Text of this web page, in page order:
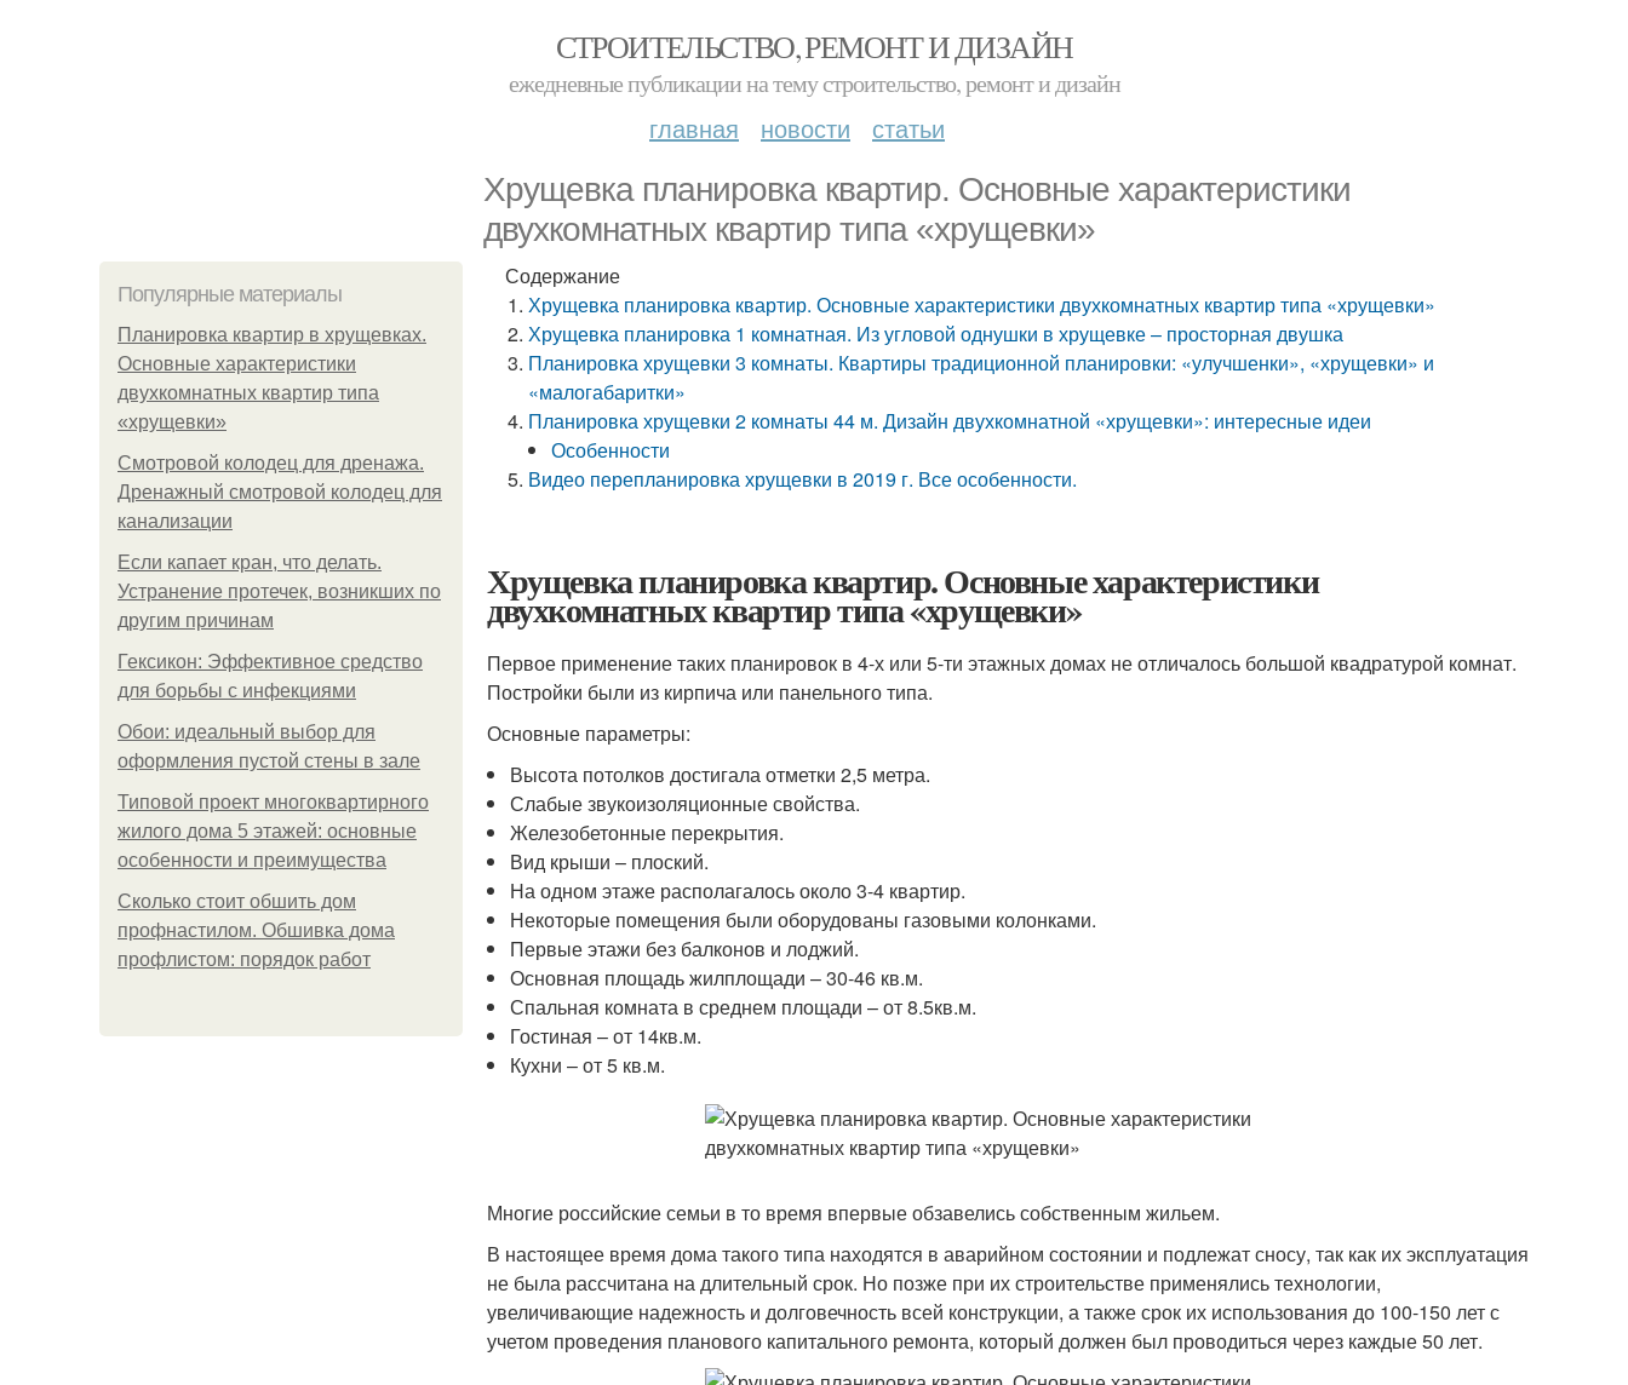
СТРОИТЕЛЬСТВО, РЕМОНТ И ДИЗАЙН
ежедневные публикации на тему строительство, ремонт и дизайн
главная новости статьи
Хрущевка планировка квартир. Основные характеристики
двухкомнатных квартир типа «хрущевки»
Популярные материалы
Планировка квартир в хрущевках.
Основные характеристики
двухкомнатных квартир типа
«хрущевки»
Смотровой колодец для дренажа.
Дренажный смотровой колодец для
канализации
Если капает кран, что делать.
Устранение протечек, возникших по
другим причинам
Гексикон: Эффективное средство
для борьбы с инфекциями
Обои: идеальный выбор для
оформления пустой стены в зале
Типовой проект многоквартирного
жилого дома 5 этажей: основные
особенности и преимущества
Сколько стоит обшить дом
профнастилом. Обшивка дома
профлистом: порядок работ
Содержание
Хрущевка планировка квартир. Основные характеристики двухкомнатных квартир типа «хрущевки»
Хрущевка планировка 1 комнатная. Из угловой однушки в хрущевке – просторная двушка
Планировка хрущевки 3 комнаты. Квартиры традиционной планировки: «улучшенки», «хрущевки» и
«малогабаритки»
Планировка хрущевки 2 комнаты 44 м. Дизайн двухкомнатной «хрущевки»: интересные идеи
Особенности
Видео перепланировка хрущевки в 2019 г. Все особенности.
Хрущевка планировка квартир. Основные характеристики
двухкомнатных квартир типа «хрущевки»
Первое применение таких планировок в 4-х или 5-ти этажных домах не отличалось большой квадратурой комнат.
Постройки были из кирпича или панельного типа.
Основные параметры:
Высота потолков достигала отметки 2,5 метра.
Слабые звукоизоляционные свойства.
Железобетонные перекрытия.
Вид крыши – плоский.
На одном этаже располагалось около 3-4 квартир.
Некоторые помещения были оборудованы газовыми колонками.
Первые этажи без балконов и лоджий.
Основная площадь жилплощади – 30-46 кв.м.
Спальная комната в среднем площади – от 8.5кв.м.
Гостиная – от 14кв.м.
Кухни – от 5 кв.м.
Многие российские семьи в то время впервые обзавелись собственным жильем.
В настоящее время дома такого типа находятся в аварийном состоянии и подлежат сносу, так как их эксплуатация
не была рассчитана на длительный срок. Но позже при их строительстве применялись технологии,
увеличивающие надежность и долговечность всей конструкции, а также срок их использования до 100-150 лет с
учетом проведения планового капитального ремонта, который должен был проводиться через каждые 50 лет.